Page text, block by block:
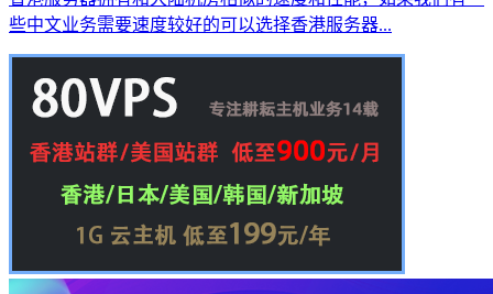
些中文业务需要速度较好的可以选择香港服务器...